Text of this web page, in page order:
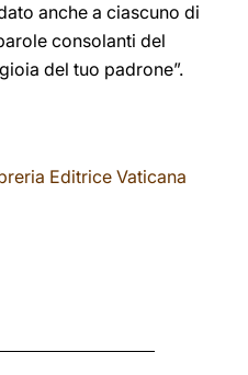
anche a ciascuno di
consolanti del
del tuo padrone”.
Editrice Vaticana